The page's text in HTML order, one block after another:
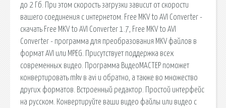
до 2 Гб. При этом скорость загрузки зависит от скорости
вашего соединения с интернетом. Free MKV to AVI Converter -
скачать Free MKV to AVI Converter 1.7, Free MKV to AVI
Converter - программа для преобразования MKV файлов в
формат AVI или MPEG. Присутствует поддержка всех
современных видео. Программа ВидеоМАСТЕР поможет
конвертировать mkv в avi и обратно, а также во множество
других форматов. Встроенный редактор. Простой интерфейс
на русском. Конвертируйте ваши видео файлы или видео с